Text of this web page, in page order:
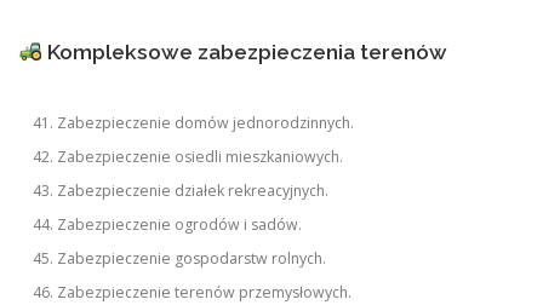
Kompleksowe zabezpieczenia terenów
Zabezpieczenie domów jednorodzinnych.
Zabezpieczenie osiedli mieszkaniowych.
Zabezpieczenie działek rekreacyjnych.
Zabezpieczenie ogrodów i sadów.
Zabezpieczenie gospodarstw rolnych.
Zabezpieczenie terenów przemysłowych.